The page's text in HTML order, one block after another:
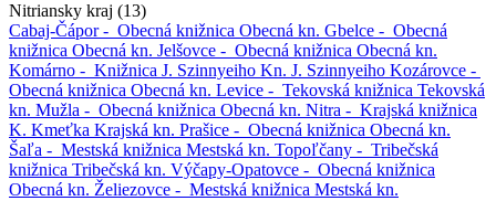
Nitriansky kraj (13)
Cabaj-Čápor - Obecná knižnica Obecná kn. Gbelce - Obecná
knižnica Obecná kn. Jelšovce - Obecná knižnica Obecná kn.
Komárno - Knižnica J. Szinnyeiho Kn. J. Szinnyeiho Kozárovce -
Obecná knižnica Obecná kn. Levice - Tekovská knižnica Tekovská
kn. Mužla - Obecná knižnica Obecná kn. Nitra - Krajská knižnica
K. Kmeťka Krajská kn. Prašice - Obecná knižnica Obecná kn.
Šaľa - Mestská knižnica Mestská kn. Topoľčany - Tribečská
knižnica Tribečská kn. Výčapy-Opatovce - Obecná knižnica
Obecná kn. Želiezovce - Mestská knižnica Mestská kn.